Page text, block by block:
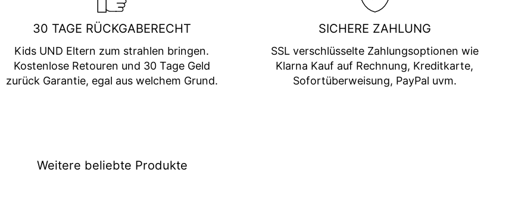
30 TAGE RÜCKGABERECHT
Kids UND Eltern zum strahlen bringen.
Kostenlose Retouren und 30 Tage Geld
zurück Garantie, egal aus welchem Grund.
SICHERE ZAHLUNG
SSL verschlüsselte Zahlungsoptionen wie
Klarna Kauf auf Rechnung, Kreditkarte,
Sofortüberweisung, PayPal uvm.
Weitere beliebte Produkte